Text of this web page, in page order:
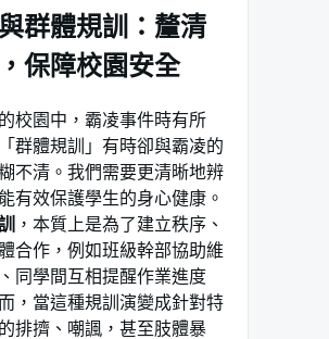
群體規訓：釐清
保障校園安全
校園中，霸凌事件時有所
群體規訓」有時卻與霸凌的
不清。我們需要更清晰地辨
有效保護學生的身心健康。
，本質上是為了建立秩序、
合作，例如班級幹部協助維
同學間互相提醒作業進度
，當這種規訓演變成針對特
排擠、嘲諷，甚至肢體暴